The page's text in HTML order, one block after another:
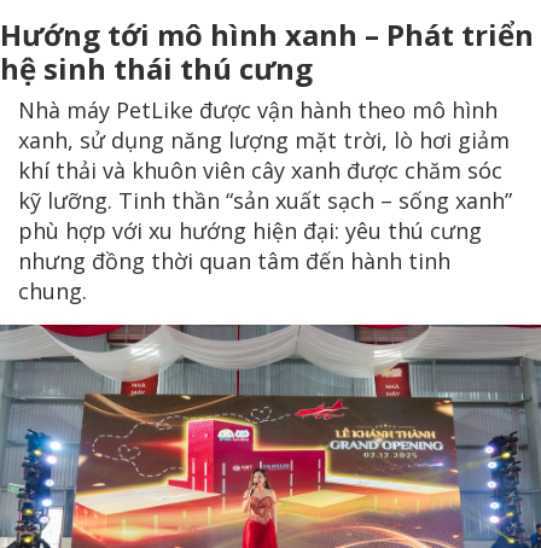
Hướng tới mô hình xanh – Phát triển
hệ sinh thái thú cưng
Nhà máy PetLike được vận hành theo mô hình
xanh, sử dụng năng lượng mặt trời, lò hơi giảm
khí thải và khuôn viên cây xanh được chăm sóc
kỹ lưỡng. Tinh thần “sản xuất sạch – sống xanh”
phù hợp với xu hướng hiện đại: yêu thú cưng
nhưng đồng thời quan tâm đến hành tinh
chung.